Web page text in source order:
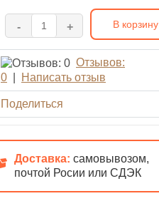
- + В корзину
Отзывов:
0
Написать отзыв
Поделиться
Доставка: самовывозом,
почтой Росии или СДЭК